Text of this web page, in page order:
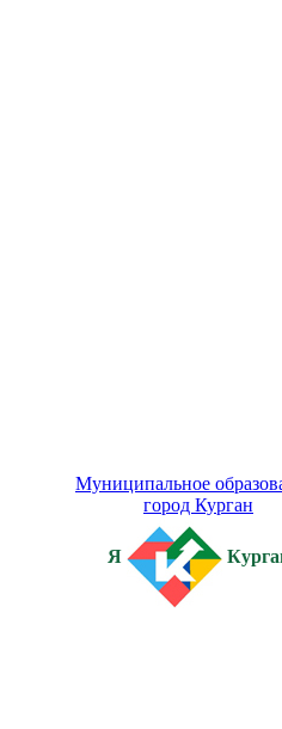
Муниципальное
город Курган
Я